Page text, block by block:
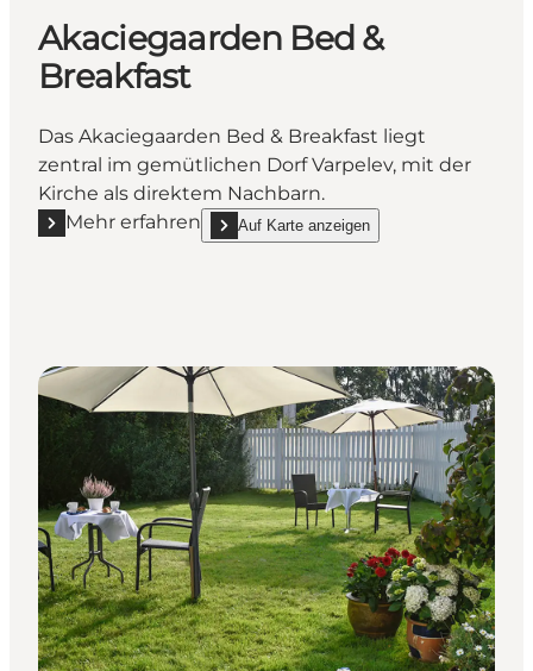
Akaciegaarden Bed &
Breakfast
Das Akaciegaarden Bed & Breakfast liegt
zentral im gemütlichen Dorf Varpelev, mit der
Kirche als direktem Nachbarn.
Mehr erfahren
Mehr erfahren "Akaciegaarden Bed & Breakfast"
Auf Karte anzeigen
show Akaciegaarden Bed & Breakfast on_map